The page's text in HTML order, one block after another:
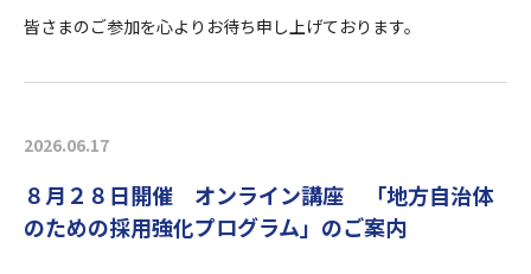
皆さまのご参加を心よりお待ち申し上げております。
2026.06.17
８月２８日開催 オンライン講座 「地方自治体
のための採用強化プログラム」のご案内